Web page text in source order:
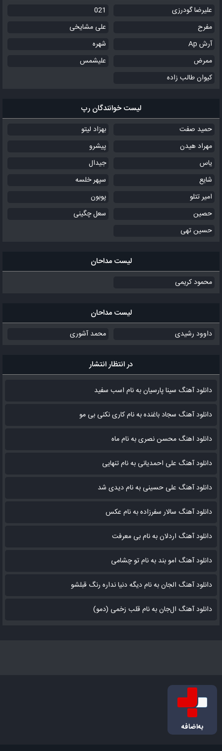
علیرضا گودرزی
021
مفرح
علی مشایخی
آرش Ap
شهره
ممرض
علیشمس
کیوان طالب زاده
لیست خوانندگان رپ
حمید صفت
بهزاد لیتو
مهراد هیدن
پیشرو
یاس
جیدال
شایع
سپهر خلسه
امیر تتلو
پوبون
حصین
سعل چگینی
حسین تهی
لیست مداحان
محمود کریمی
لیست مداحان
داوود رشیدی محمد آشوری
در انتظار انتشار
دانلود آهنگ سینا پارسیان به نام اسب سفید
دانلود آهنگ سجاد باغنده به نام کاری نکنی بی مو
دانلود اهنگ محسن نصری به نام‌ ماه
دانلود آهنگ علی احمدیانی به نام تنهایی
دانلود آهنگ علی حسینی به نام دیدی شد
دانلود آهنگ سالار سفرزاده به نام عکس
دانلود آهنگ اردلان به نام بی معرفت
دانلود آهنگ امو بند به نام تو چشامی
دانلود آهنگ الجان به نام دیگه دنیا نداره رنگ قبلشو
دانلود آهنگ ال‌جان به نام قلب زخمی (دمو)
به‌اضافه